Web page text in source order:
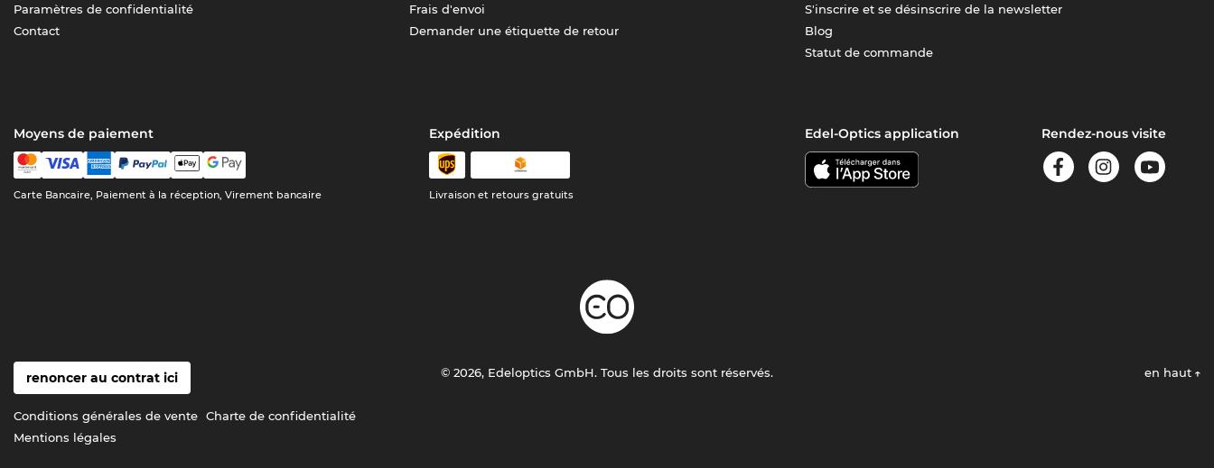
Paramètres de confidentialité
Contact
Frais d'envoi
Demander une étiquette de retour
S'inscrire et se désinscrire de la newsletter
Blog
Statut de commande
Moyens de paiement
Carte Bancaire, Paiement à la réception, Virement bancaire
Expédition
Livraison et retours gratuits
Edel-Optics application Rendez-nous visite
renoncer au contrat ici
Conditions générales de vente Charte de confidentialité
Mentions légales
© 2026, Edeloptics GmbH. Tous les droits sont réservés. en haut